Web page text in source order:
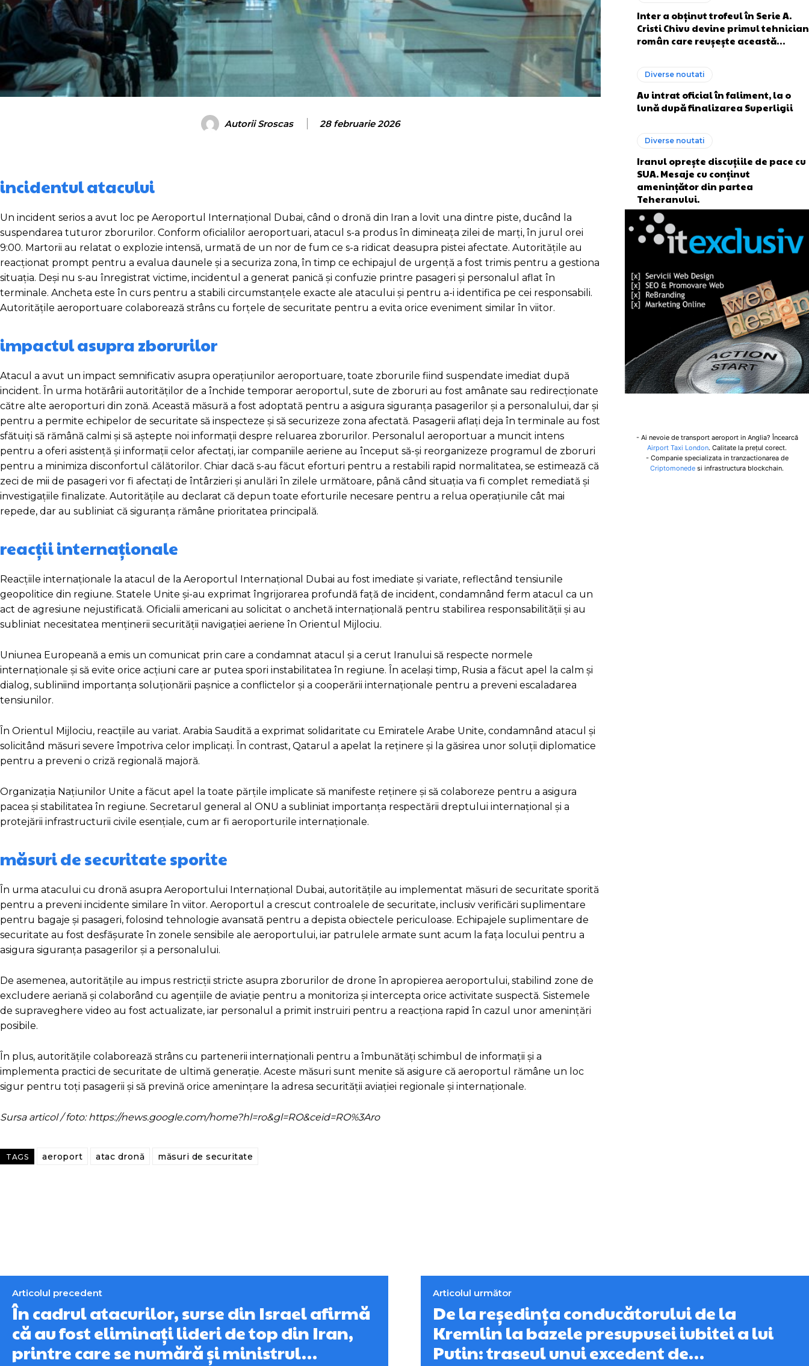
Autorii Sroscas 28 februarie 2026
incidentul atacului
Un incident serios a avut loc pe Aeroportul Internațional Dubai, când o dronă din Iran a lovit una dintre piste, ducând la
suspendarea tuturor zborurilor. Conform oficialilor aeroportuari, atacul s-a produs în dimineața zilei de marți, în jurul orei
9:00. Martorii au relatat o explozie intensă, urmată de un nor de fum ce s-a ridicat deasupra pistei afectate. Autoritățile au
reacționat prompt pentru a evalua daunele și a securiza zona, în timp ce echipajul de urgență a fost trimis pentru a gestiona
situația. Deși nu s-au înregistrat victime, incidentul a generat panică și confuzie printre pasageri și personalul aflat în
terminale. Ancheta este în curs pentru a stabili circumstanțele exacte ale atacului și pentru a-i identifica pe cei responsabili.
Autoritățile aeroportuare colaborează strâns cu forțele de securitate pentru a evita orice eveniment similar în viitor.
impactul asupra zborurilor
Atacul a avut un impact semnificativ asupra operațiunilor aeroportuare, toate zborurile fiind suspendate imediat după
incident. În urma hotărârii autorităților de a închide temporar aeroportul, sute de zboruri au fost amânate sau redirecționate
către alte aeroporturi din zonă. Această măsură a fost adoptată pentru a asigura siguranța pasagerilor și a personalului, dar și
pentru a permite echipelor de securitate să inspecteze și să securizeze zona afectată. Pasagerii aflați deja în terminale au fost
sfătuiți să rămână calmi și să aștepte noi informații despre reluarea zborurilor. Personalul aeroportuar a muncit intens
pentru a oferi asistență și informații celor afectați, iar companiile aeriene au început să-și reorganizeze programul de zboruri
pentru a minimiza disconfortul călătorilor. Chiar dacă s-au făcut eforturi pentru a restabili rapid normalitatea, se estimează că
zeci de mii de pasageri vor fi afectați de întârzieri și anulări în zilele următoare, până când situația va fi complet remediată și
investigațiile finalizate. Autoritățile au declarat că depun toate eforturile necesare pentru a relua operațiunile cât mai
repede, dar au subliniat că siguranța rămâne prioritatea principală.
reacții internaționale
Reacțiile internaționale la atacul de la Aeroportul Internațional Dubai au fost imediate și variate, reflectând tensiunile
geopolitice din regiune. Statele Unite și-au exprimat îngrijorarea profundă față de incident, condamnând ferm atacul ca un
act de agresiune nejustificată. Oficialii americani au solicitat o anchetă internațională pentru stabilirea responsabilității și au
subliniat necesitatea menținerii securității navigației aeriene în Orientul Mijlociu.
Uniunea Europeană a emis un comunicat prin care a condamnat atacul și a cerut Iranului să respecte normele
internaționale și să evite orice acțiuni care ar putea spori instabilitatea în regiune. În același timp, Rusia a făcut apel la calm și
dialog, subliniind importanța soluționării pașnice a conflictelor și a cooperării internaționale pentru a preveni escaladarea
tensiunilor.
În Orientul Mijlociu, reacțiile au variat. Arabia Saudită a exprimat solidaritate cu Emiratele Arabe Unite, condamnând atacul și
solicitând măsuri severe împotriva celor implicați. În contrast, Qatarul a apelat la reținere și la găsirea unor soluții diplomatice
pentru a preveni o criză regională majoră.
Organizația Națiunilor Unite a făcut apel la toate părțile implicate să manifeste reținere și să colaboreze pentru a asigura
pacea și stabilitatea în regiune. Secretarul general al ONU a subliniat importanța respectării dreptului internațional și a
protejării infrastructurii civile esențiale, cum ar fi aeroporturile internaționale.
măsuri de securitate sporite
În urma atacului cu dronă asupra Aeroportului Internațional Dubai, autoritățile au implementat măsuri de securitate sporită
pentru a preveni incidente similare în viitor. Aeroportul a crescut controalele de securitate, inclusiv verificări suplimentare
pentru bagaje și pasageri, folosind tehnologie avansată pentru a depista obiectele periculoase. Echipajele suplimentare de
securitate au fost desfășurate în zonele sensibile ale aeroportului, iar patrulele armate sunt acum la fața locului pentru a
asigura siguranța pasagerilor și a personalului.
De asemenea, autoritățile au impus restricții stricte asupra zborurilor de drone în apropierea aeroportului, stabilind zone de
excludere aeriană și colaborând cu agențiile de aviație pentru a monitoriza și intercepta orice activitate suspectă. Sistemele
de supraveghere video au fost actualizate, iar personalul a primit instruiri pentru a reacționa rapid în cazul unor amenințări
posibile.
În plus, autoritățile colaborează strâns cu partenerii internaționali pentru a îmbunătăți schimbul de informații și a
implementa practici de securitate de ultimă generație. Aceste măsuri sunt menite să asigure că aeroportul rămâne un loc
sigur pentru toți pasagerii și să prevină orice amenințare la adresa securității aviației regionale și internaționale.
Sursa articol / foto: https://news.google.com/home?hl=ro&gl=RO&ceid=RO%3Aro
TAGS aeroport atac dronă măsuri de securitate
Inter a obținut trofeul în Serie A.
Cristi Chivu devine primul tehnician
român care reușește această…
Diverse noutati
Au intrat oficial în faliment, la o
lună după finalizarea Superligii
Diverse noutati
Iranul oprește discuțiile de pace cu
SUA. Mesaje cu conținut
amenințător din partea
Teheranului.
- Ai nevoie de transport aeroport in Anglia? Încearcă
Airport Taxi London. Calitate la prețul corect.
- Companie specializata in tranzactionarea de
Criptomonede si infrastructura blockchain.
Articolul precedent
În cadrul atacurilor, surse din Israel afirmă
că au fost eliminați lideri de top din Iran,
printre care se numără și ministrul…
Articolul următor
De la reședința conducătorului de la
Kremlin la bazele presupusei iubitei a lui
Putin: traseul unui excedent de…